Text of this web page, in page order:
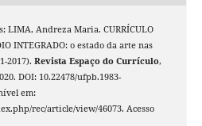
LIMA, Andreza Maria. CURRÍCULO
INTEGRADO: o estado da arte nas
2017). Revista Espaço do Currículo,
DOI: 10.22478/ufpb.1983-
em:
rec/article/view/46073. Acesso